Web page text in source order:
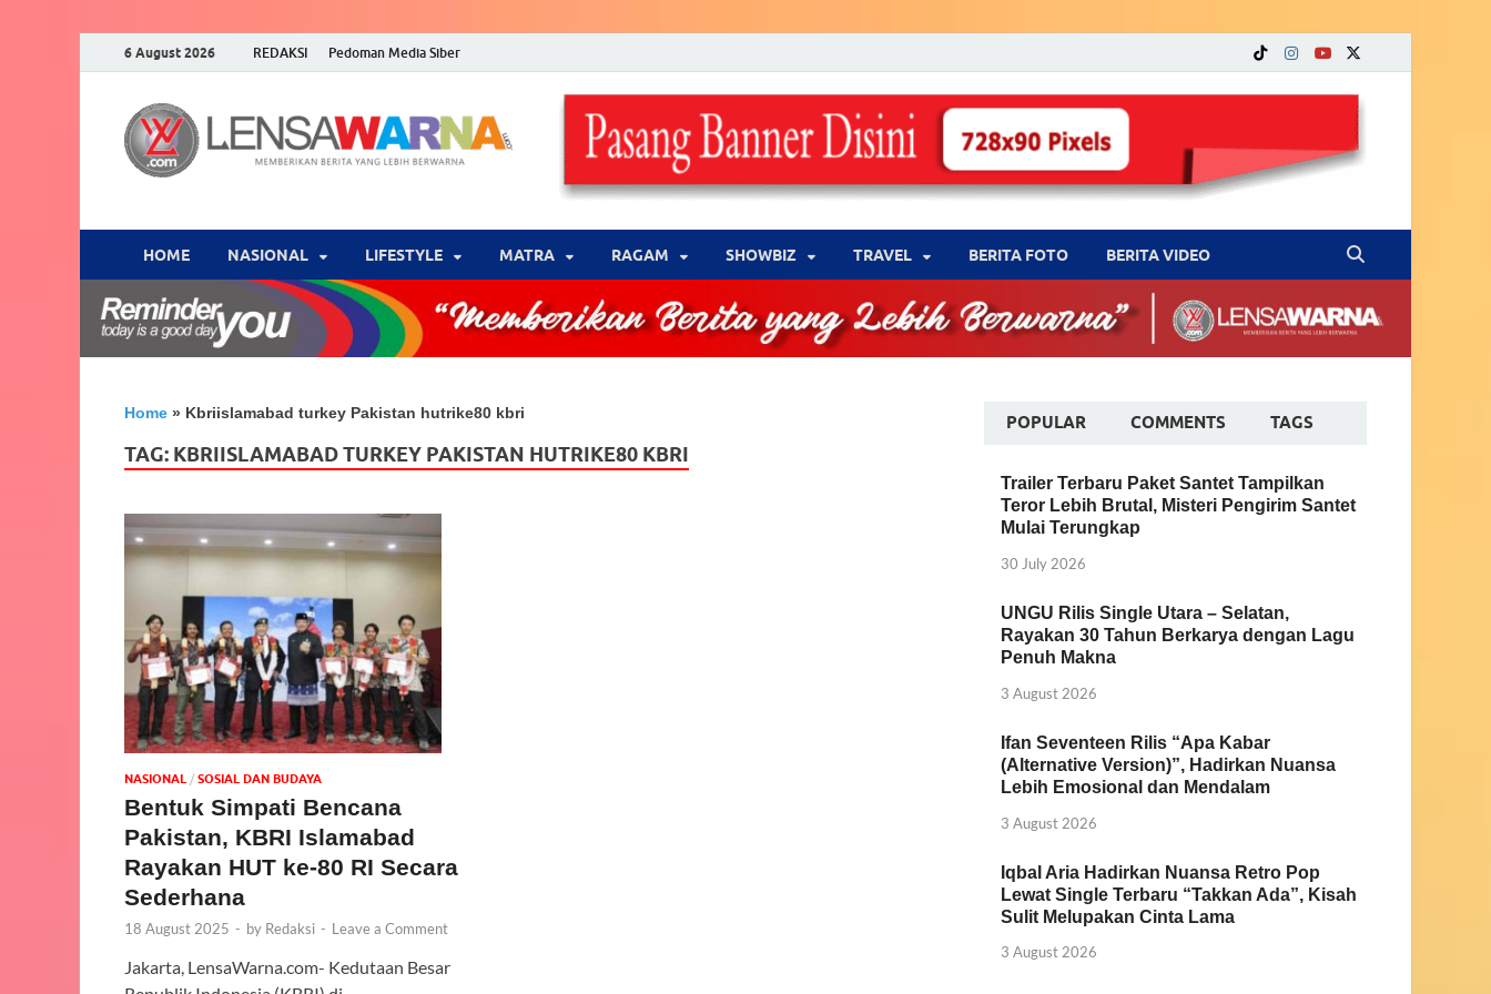
6 August 2026 REDAKSI Pedoman Media Siber
LENSA WARNA .com
Memberikan Berita yang Lebih Berwarna
HOME NASIONAL ‎LIFESTYLE MATRA ‎RAGAM ‎SHOWBIZ ‎TRAVEL BERITA FOTO BERITA VIDEO
Home » Kbriislamabad turkey Pakistan hutrike80 kbri
TAG: KBRIISLAMABAD TURKEY PAKISTAN HUTRIKE80 KBRI
NASIONAL / SOSIAL DAN BUDAYA
Bentuk Simpati Bencana
Pakistan, KBRI Islamabad
Rayakan HUT ke-80 RI Secara
Sederhana
18 August 2025 - by Redaksi - Leave a Comment
Jakarta, LensaWarna.com- Kedutaan Besar
POPULAR COMMENTS TAGS
Trailer Terbaru Paket Santet Tampilkan
Teror Lebih Brutal, Misteri Pengirim Santet
Mulai Terungkap
30 July 2026
UNGU Rilis Single Utara – Selatan,
Rayakan 30 Tahun Berkarya dengan Lagu
Penuh Makna
3 August 2026
Ifan Seventeen Rilis “Apa Kabar
(Alternative Version)”, Hadirkan Nuansa
Lebih Emosional dan Mendalam
3 August 2026
Iqbal Aria Hadirkan Nuansa Retro Pop
Lewat Single Terbaru “Takkan Ada”, Kisah
Sulit Melupakan Cinta Lama
3 August 2026